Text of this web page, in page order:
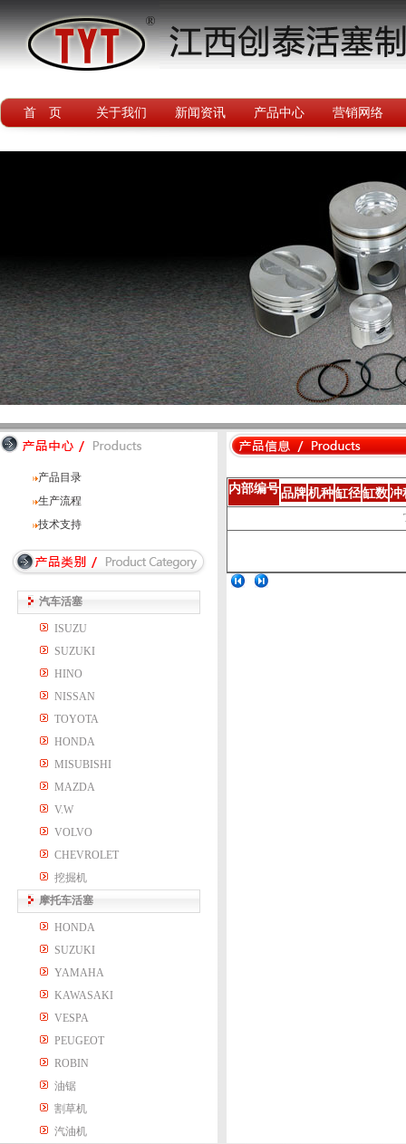
首 页 关于我们 新闻资讯 产品中心 营销网络
产品目录
生产流程
技术支持
汽车活塞
ISUZU
SUZUKI
HINO
NISSAN
TOYOTA
HONDA
MISUBISHI
MAZDA
V.W
VOLVO
CHEVROLET
挖掘机
摩托车活塞
HONDA
SUZUKI
YAMAHA
KAWASAKI
VESPA
PEUGEOT
ROBIN
油锯
割草机
汽油机
内部编号品牌机种缸径缸数冲